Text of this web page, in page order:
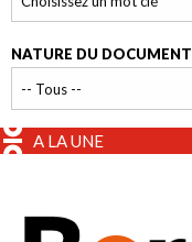
NATURE DU DOCUMENT
A LA UNE